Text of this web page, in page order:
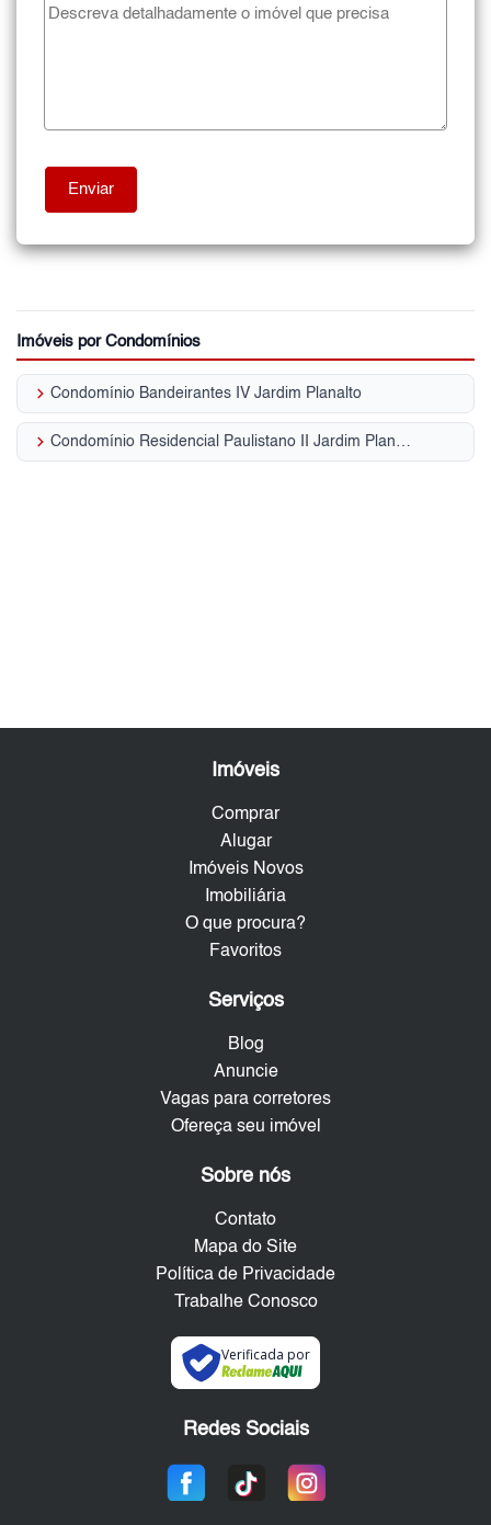
Imóveis por Condomínios
keyboard_arrow_right Condomínio Bandeirantes IV Jardim Planalto
keyboard_arrow_right Condomínio Residencial Paulistano II Jardim Planalto
Imóveis
Comprar
Alugar
Imóveis Novos
Imobiliária
O que procura?
Favoritos
Serviços
Blog
Anuncie
Vagas para corretores
Ofereça seu imóvel
Sobre nós
Contato
Mapa do Site
Política de Privacidade
Trabalhe Conosco
Verificada por
Redes Sociais